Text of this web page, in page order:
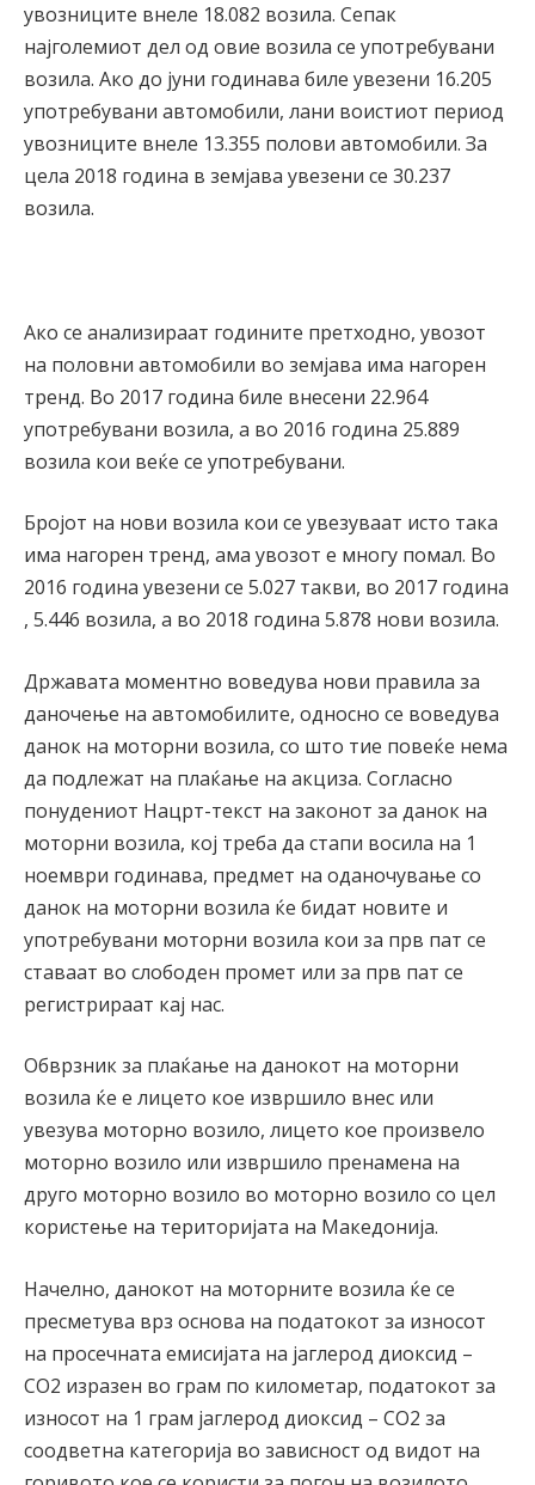
увозниците внеле 18.082 возила. Сепак
најголемиот дел од овие возила се употребувани
возила. Ако до јуни годинава биле увезени 16.205
употребувани автомобили, лани воистиот период
увозниците внеле 13.355 полови автомобили. За
цела 2018 година в земјава увезени се 30.237
возила.
Ако се анализираат годините претходно, увозот
на половни автомобили во земјава има нагорен
тренд. Во 2017 година биле внесени 22.964
употребувани возила, а во 2016 година 25.889
возила кои веќе се употребувани.
Бројот на нови возила кои се увезуваат исто така
има нагорен тренд, ама увозот е многу помал. Во
2016 година увезени се 5.027 такви, во 2017 година
, 5.446 возила, а во 2018 година 5.878 нови возила.
Државата моментно воведува нови правила за
даночење на автомобилите, односно се воведува
данок на моторни возила, со што тие повеќе нема
да подлежат на плаќање на акциза. Согласно
понудениот Нацрт-текст на законот за данок на
моторни возила, кој треба да стапи восила на 1
ноември годинава, предмет на оданочување со
данок на моторни возила ќе бидат новите и
употребувани моторни возила кои за прв пат се
ставаат во слободен промет или за прв пат се
регистрираат кај нас.
Обврзник за плаќање на данокот на моторни
возила ќе е лицето кое извршило внес или
увезува моторно возило, лицето кое произвело
моторно возило или извршило пренамена на
друго моторно возило во моторно возило со цел
користење на територијата на Македонија.
Начелно, данокот на моторните возила ќе се
пресметува врз основа на податокот за износот
на просечната емисијата на јаглерод диоксид –
CO2 изразен во грам по километар, податокот за
износот на 1 грам јаглерод диоксид – CO2 за
соодветна категорија во зависност од видот на